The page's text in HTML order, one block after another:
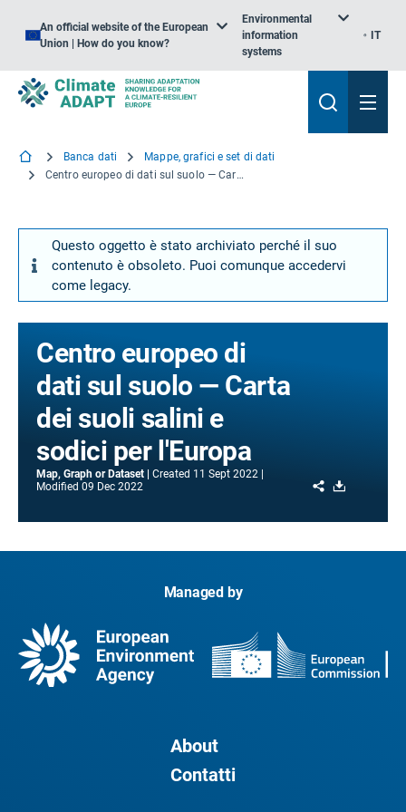
An official website of the European
Union | How do you know?
Environmental
information
systems
IT
Banca dati
Mappe, grafici e set di dati
Centro europeo di dati sul suolo — Carta dei suoli salini e sodici per l'Europa
Questo oggetto è stato archiviato perché il suo
contenuto è obsoleto. Puoi comunque accedervi
come legacy.
Centro europeo di
dati sul suolo — Carta
dei suoli salini e
sodici per l'Europa
Map, Graph or Dataset Created 11 Sept 2022
Modified 09 Dec 2022 Share
Managed by
About
Contatti